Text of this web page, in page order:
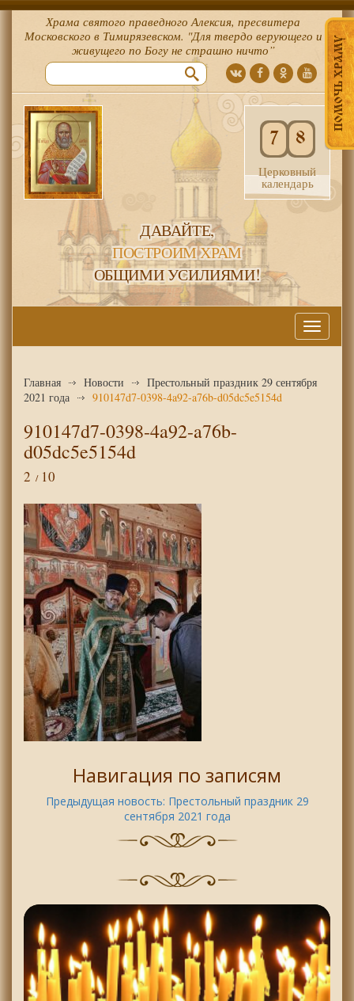
ПОМОЧЬ ХРАМУ
Храма святого праведного Алексия, пресвитера
Московского в Тимирязевском. "Для твердо верующего и
живущего по Богу не страшно ничто”
7 8
Церковный
календарь
ДАВАЙТЕ,
ПОСТРОИМ ХРАМ
ОБЩИМИ УСИЛИЯМИ!
Меню
Главная Новости
Престольный праздник 29 сентября
2021 года
910147d7-0398-4a92-a76b-d05dc5e5154d
910147d7-0398-4a92-a76b-
d05dc5e5154d
2 10
Навигация по записям
Предыдущая новость: Престольный праздник 29
сентября 2021 года